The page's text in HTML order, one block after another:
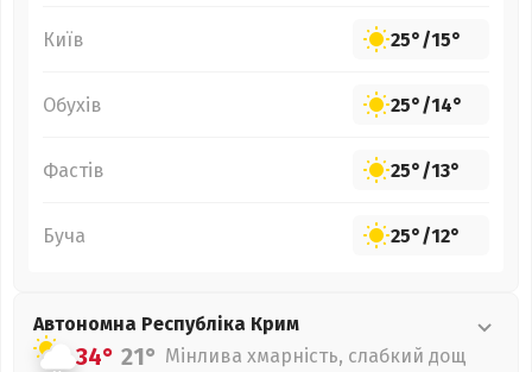
Київ 25°/15°
Обухів 25°/14°
Фастів 25°/13°
Буча 25°/12°
Автономна Республіка Крим
34° 21° Мінлива хмарність, слабкий дощ